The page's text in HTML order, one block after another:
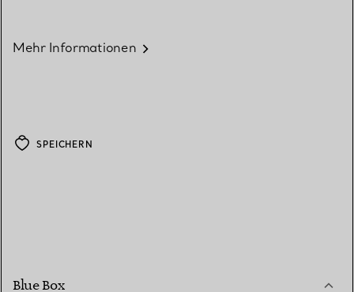
Mehr Informationen
SPEICHERN
Blue Box